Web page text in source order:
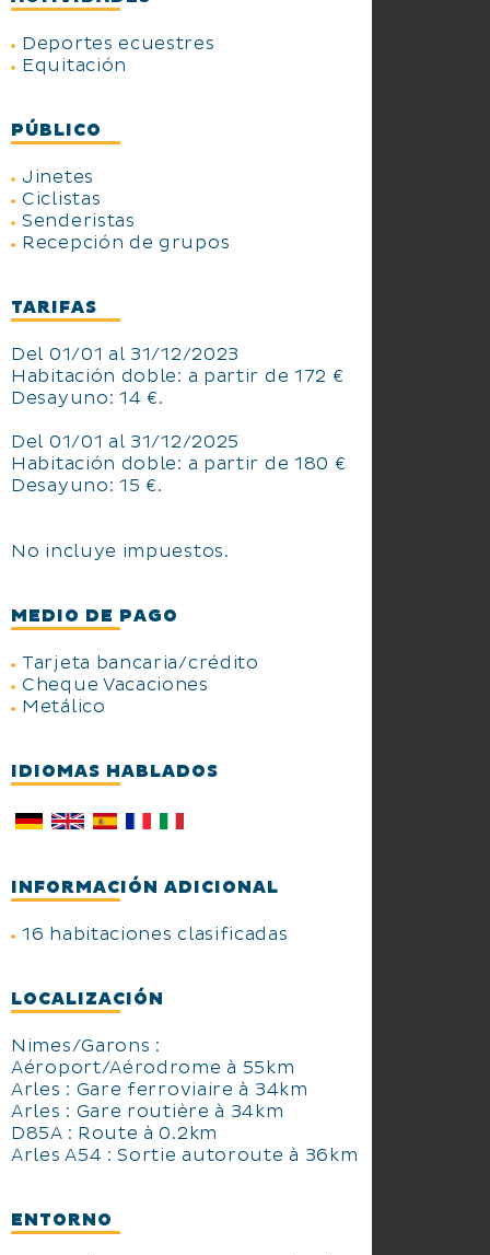
Deportes ecuestres
Equitación
PÚBLICO
Jinetes
Ciclistas
Senderistas
Recepción de grupos
TARIFAS
Del 01/01 al 31/12/2023
Habitación doble: a partir de 172 €
Desayuno: 14 €.
Del 01/01 al 31/12/2025
Habitación doble: a partir de 180 €
Desayuno: 15 €.
No incluye impuestos.
MEDIO DE PAGO
Tarjeta bancaria/crédito
Cheque Vacaciones
Metálico
IDIOMAS HABLADOS
INFORMACIÓN ADICIONAL
16 habitaciones clasificadas
LOCALIZACIÓN
Nimes/Garons :
Aéroport/Aérodrome à 55km
Arles : Gare ferroviaire à 34km
Arles : Gare routière à 34km
D85A : Route à 0.2km
Arles A54 : Sortie autoroute à 36km
ENTORNO